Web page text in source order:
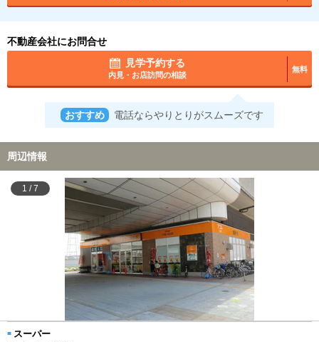
不動産会社にお問合せ
見学予約する
内見・お店訪問の相談
無料
おすすめ 電話ならやりとりがスムーズです
周辺情報
1 /7
スーパー